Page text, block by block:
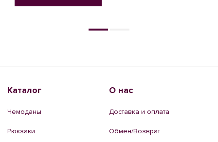
Каталог
Чемоданы
Рюкзаки
О нас
Доставка и оплата
Обмен/Возврат